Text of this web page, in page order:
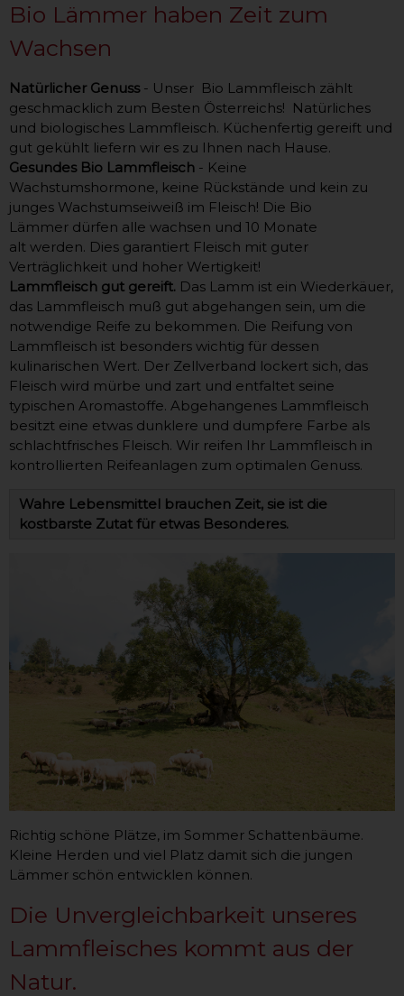
Bio Lämmer haben Zeit zum
Wachsen
Natürlicher Genuss- Unser Bio Lammfleisch zählt
geschmacklich zum Besten Österreichs! Natürliches
und biologisches Lammfleisch. Küchenfertig gereift und
gut gekühlt liefern wir es zu Ihnen nach Hause.
Gesundes Bio Lammfleisch - Keine
Wachstumshormone, keine Rückstände und kein zu
junges Wachstumseiweiß im Fleisch! Die Bio
Lämmer dürfen alle wachsen und 10 Monate
alt werden. Dies garantiert Fleisch mit guter
Verträglichkeit und hoher Wertigkeit!
Lammfleisch gut gereift. Das Lamm ist ein Wiederkäuer,
das Lammfleisch muß gut abgehangen sein, um die
notwendige Reife zu bekommen. Die Reifung von
Lammfleisch ist besonders wichtig für dessen
kulinarischen Wert. Der Zellverband lockert sich, das
Fleisch wird mürbe und zart und entfaltet seine
typischen Aromastoffe. Abgehangenes Lammfleisch
besitzt eine etwas dunklere und dumpfere Farbe als
schlachtfrisches Fleisch. Wir reifen Ihr Lammfleisch in
kontrollierten Reifeanlagen zum optimalen Genuss.
Wahre Lebensmittel brauchen Zeit, sie ist die
kostbarste Zutat für etwas Besonderes.
Richtig schöne Plätze, im Sommer Schattenbäume.
Kleine Herden und viel Platz damit sich die jungen
Lämmer schön entwicklen können.
Die Unvergleichbarkeit unseres
Lammfleisches kommt aus der
Natur.